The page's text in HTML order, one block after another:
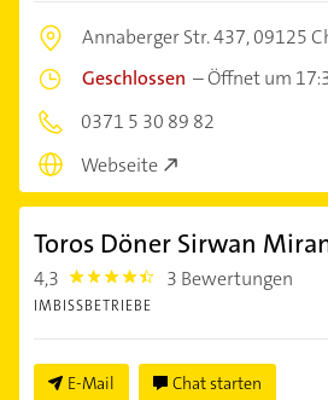
Annaberger Str. 437,09125
Geschlossen –Öffnet um
0371 5 30 89 82
Webseite
Toros Döner Sirwan
4,3 4.3 3 Bewertungen
IMBISSBETRIEBE
E-Mail Chat starten